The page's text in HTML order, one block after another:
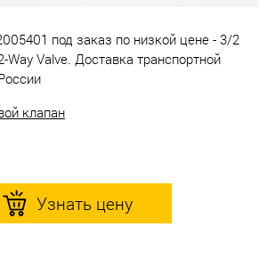
под заказ по низкой цене - 3/2
Way Valve. Доставка транспортной
клапан
Узнать цену